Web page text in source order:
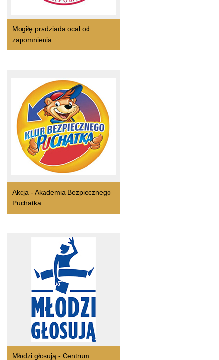
Mogiłę pradziada ocal od
zapomnienia
Akcja - Akademia Bezpiecznego
Puchatka
Młodzi głosują - Centrum